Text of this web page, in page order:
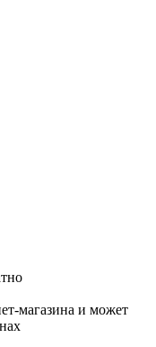
магазина и может